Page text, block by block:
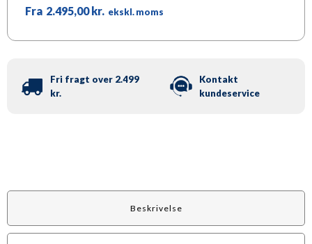
Fra 2.495,00 kr. ekskl. moms
Fri fragt over 2.499
kr.
Kontakt
kundeservice
Beskrivelse